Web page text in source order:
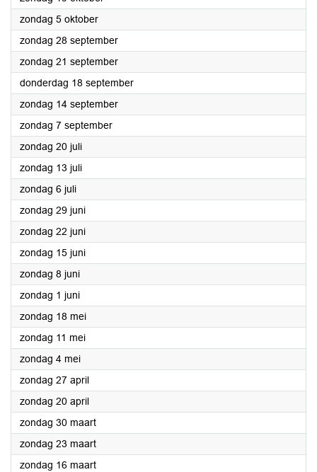
zondag 5 oktober2025
zondag 28 september2025
zondag 21 september2025
donderdag 18 september2025
zondag 14 september2025
zondag 7 september2025
zondag 20 juli2025
zondag 13 juli2025
zondag 6 juli2025
zondag 29 juni2025
zondag 22 juni2025
zondag 15 juni2025
zondag 8 juni2025
zondag 1 juni2025
zondag 18 mei2025
zondag 11 mei2025
zondag 4 mei2025
zondag 27 april2025
zondag 20 april2025
zondag 30 maart2025
zondag 23 maart2025
zondag 16 maart2025